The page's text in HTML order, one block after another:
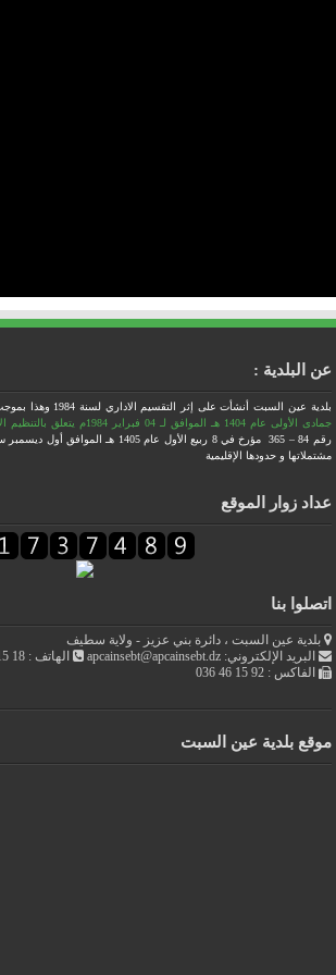
عن البلدية :
بلدية عين السبت أنشأت على إثر التقسيم الاداري لسنة 1984 وهذا
جمادى الأولى عام 1404 هـ الموافق لـ 04 فبراير 1984م يتعلق بالتنظيم الإقليمي للبلاد
مشتملاتها و حدودها الإقليمية
عداد زوار الموقع
اتصلوا بنا
بلدية عين السبت ، دائرة بني عزيز - ولاية سطيف
البريد الإلكتروني: apcainsebt@apcainsebt.dz
الهاتف : 18 15 46 036
الفاكس : 92 15 46 036
موقع بلدية عين السبت